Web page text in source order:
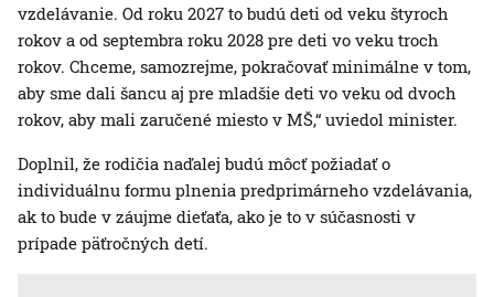
vzdelávanie. Od roku 2027 to budú deti od veku štyroch
rokov a od septembra roku 2028 pre deti vo veku troch
rokov. Chceme, samozrejme, pokračovať minimálne v tom,
aby sme dali šancu aj pre mladšie deti vo veku od dvoch
rokov, aby mali zaručené miesto v MŠ,“ uviedol minister.
Doplnil, že rodičia naďalej budú môcť požiadať o
individuálnu formu plnenia predprimárneho vzdelávania,
ak to bude v záujme dieťaťa, ako je to v súčasnosti v
prípade päťročných detí.